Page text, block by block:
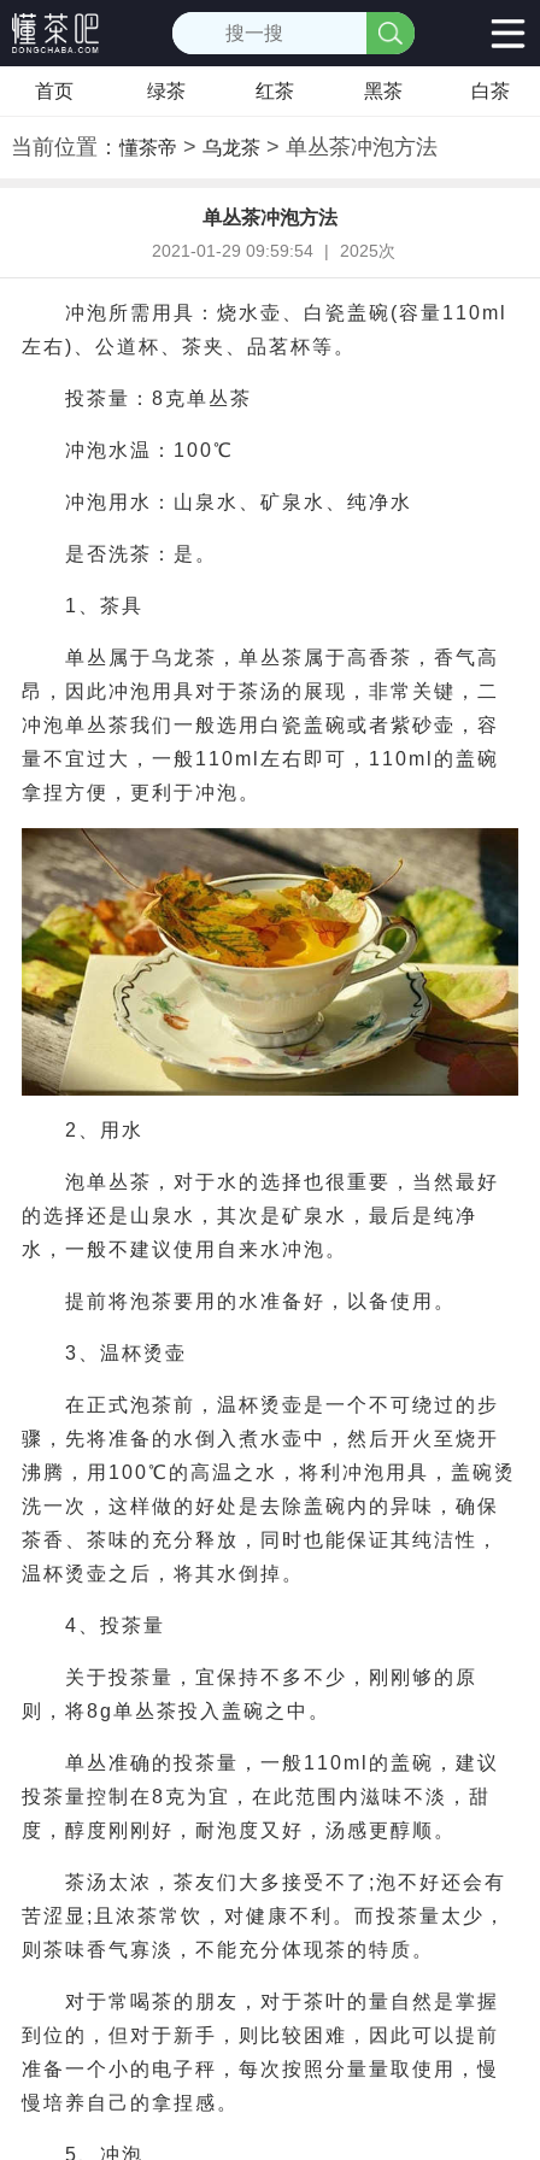
首页 绿茶 红茶 黑茶 白茶
当前位置：懂茶帝 > 乌龙茶> 单丛茶冲泡方法
单丛茶冲泡方法
2021-01-29 09:59:54 | 2025次
冲泡所需用具：烧水壶、白瓷盖碗(容量110ml
左右)、公道杯、茶夹、品茗杯等。
投茶量：8克单丛茶
冲泡水温：100℃
冲泡用水：山泉水、矿泉水、纯净水
是否洗茶：是。
1、茶具
单丛属于乌龙茶，单丛茶属于高香茶，香气高
昂，因此冲泡用具对于茶汤的展现，非常关键，二
冲泡单丛茶我们一般选用白瓷盖碗或者紫砂壶，容
量不宜过大，一般110ml左右即可，110ml的盖碗
拿捏方便，更利于冲泡。
2、用水
泡单丛茶，对于水的选择也很重要，当然最好
的选择还是山泉水，其次是矿泉水，最后是纯净
水，一般不建议使用自来水冲泡。
提前将泡茶要用的水准备好，以备使用。
3、温杯烫壶
在正式泡茶前，温杯烫壶是一个不可绕过的步
骤，先将准备的水倒入煮水壶中，然后开火至烧开
沸腾，用100℃的高温之水，将利冲泡用具，盖碗烫
洗一次，这样做的好处是去除盖碗内的异味，确保
茶香、茶味的充分释放，同时也能保证其纯洁性，
温杯烫壶之后，将其水倒掉。
4、投茶量
关于投茶量，宜保持不多不少，刚刚够的原
则，将8g单丛茶投入盖碗之中。
单丛准确的投茶量，一般110ml的盖碗，建议
投茶量控制在8克为宜，在此范围内滋味不淡，甜
度，醇度刚刚好，耐泡度又好，汤感更醇顺。
茶汤太浓，茶友们大多接受不了;泡不好还会有
苦涩显;且浓茶常饮，对健康不利。而投茶量太少，
则茶味香气寡淡，不能充分体现茶的特质。
对于常喝茶的朋友，对于茶叶的量自然是掌握
到位的，但对于新手，则比较困难，因此可以提前
准备一个小的电子秤，每次按照分量量取使用，慢
慢培养自己的拿捏感。
5、冲泡